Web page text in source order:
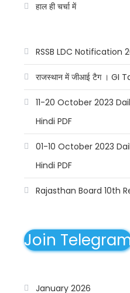
हाल ही चर्चा में
RSSB LDC Notification
राजस्थान में जीआई टैग । GI
11-20 October 2023
Hindi PDF
01-10 October 2023
Hindi PDF
Rajasthan Board 10th
Join
January 2026